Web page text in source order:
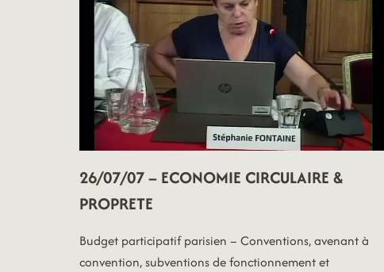
26/07/07 – ECONOMIE CIRCULAIRE &
PROPRETE
Budget participatif parisien – Conventions, avenant à
convention, subventions de fonctionnement et